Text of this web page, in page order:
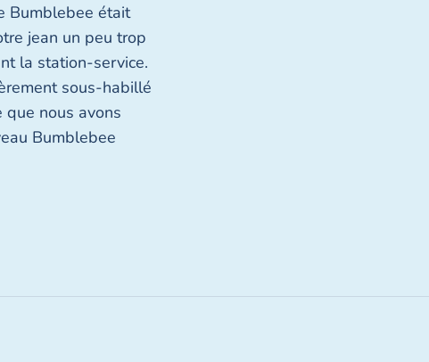
Bumblebee était
jean un peu trop
la station-service.
sous-habillé
nous avons
Bumblebee